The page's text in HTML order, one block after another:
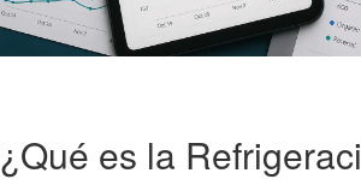
¿Qué es la